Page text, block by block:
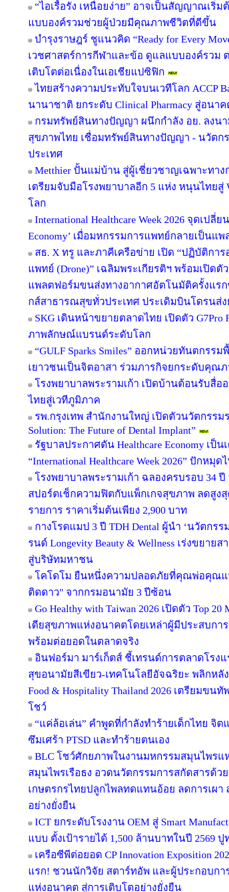
“ไอเรื้อรัง เหนื่อยง่าย” อาจเป็นสัญญาณเริ่
แบบองค์รวมช่วยผู้ป่วยมีคุณภาพชีวิตที่ดีขึ้น
บำรุงราษฎร์ ชูแนวคิด “Ready for Every
เวชศาสตร์การกีฬาและข้อ ดูแลแบบองค์รวม
เติบโตต่อเนื่องในเอเชียแปซิฟิก
ไทยสร้างความประทับใจบนเวทีโลก ACCP
นานาชาติ ยกระดับ Clinical Pharmacy สู่อน
กรมทรัพย์สินทางปัญญา ผนึกกำลัง อย. ลงน
สุขภาพไทย เชื่อมทรัพย์สินทางปัญญา - นวัตก
ประเทศ
Metthier ปั้นแม่บ้าน สู่ผู้เชี่ยวชาญเฉพาะทาง
เตรียมจับมือโรงพยาบาลอีก 5 แห่ง หนุนไทยสู่
โลก
International Healthcare Week 2026 จุดเปลี่
Economy’ เมื่อมหกรรมการแพทย์กลายเป็น
สธ. X ทรู และภาคีเครือข่าย เปิด “ปฏิบัติกา
แพทย์ (Drone)” เฉลิมพระเกียรติฯ พร้อมเปิดตั
แพลตฟอร์มขนส่งทางอากาศอัตโนมัติครั้งแร
กส์สาธารณสุขทั่วประเทศ ประเดิมบินโดรน
SKG เดินหน้าขยายตลาดไทย เปิดตัว G7Pro
ภาพลักษณ์แบรนด์ระดับโลก
“GULF Sparks Smiles” ออกหน่วยทันตกรร
เยาวชนเป็นจิตอาสา ร่วมภารกิจยกระดับคุณ
โรงพยาบาลพระรามเก้า เปิดบ้านต้อนรับสื่
ไทยสู่เวทีภูมิภาค
รพ.กรุงเทพ สำนักงานใหญ่ เปิดตัวนวัตกรรม
Solution: The Future of Dental Implant”
รัฐบาลประกาศดัน Healthcare Economy เป็
“International Healthcare Week 2026” ปักหมุ
โรงพยาบาลพระรามเก้า ฉลองครบรอบ 34
สปอร์ตเช็กความฟิตกับแพ็กเกจสุขภาพ ลดสูงสุ
รายการ ราคาเริ่มต้นเพียง 2,900 บาท
กางโรดแมป 3 ปี TDH Dental ผู้นำ ‘นวัตกร
รนด์ Longevity Beauty & Wellness เร่งขยา
สู่บริษัทมหาชน
โคโดโม ยืนหนึ่งความปลอดภัยที่คุณพ่อคุณแ
ติดดาว" จากกรมอนามัย 3 ปีซ้อน
Go Healthy with Taiwan 2026 เปิดตัว Top 20
เดียสุขภาพแห่งอนาคตโดยเหล่าผู้มีประสบกา
พร้อมต่อยอดในตลาดจริง
อินฟอร์มา มาร์เก็ตส์ ชี้เทรนด์การตลาดโรง
สุขอนามัยสีเขียว-เทคโนโลยีอัจฉริยะ พลิกหลั
Food & Hospitality Thailand 2026 เตรียมข
โชว์
“แค่ล้อเล่น” คำพูดที่กำลังทำร้ายเด็กไทย จิต
ซึมเศร้า PTSD และทำร้ายตนเอง
BLC โชว์ศักยภาพในงานมหกรรมสมุนไพรแ
สมุนไพรเรือธง อวดนวัตกรรมการสกัดสารด้ว
เกษตรกรไทยปลูกไพลทดแทนอ้อย ลดการเผา
อย่างยั่งยืน
ICT ยกระดับโรงงาน OEM สู่ Smart
แบบ ตั้งเป้ารายได้ 1,500 ล้านบาทในปี 2569
เครือซีพีต่อยอด CP Innovation Exposition
แรก! ชวนนักวิจัย สตาร์ทอัพ และผู้ประกอบกา
แห่งอนาคต สู่การเติบโตอย่างยั่งยืน